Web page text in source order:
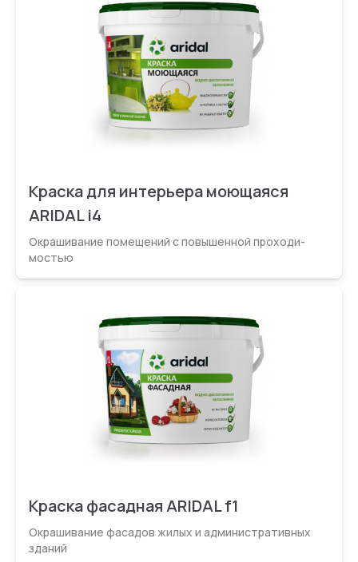
Краска для интерьера моющаяся
ARIDAL i4
Окрашивание помещений с повышенной проходи­
мостью
Краска фасадная ARIDAL f1
Окрашивание фасадов жилых и администрати­вных
зданий